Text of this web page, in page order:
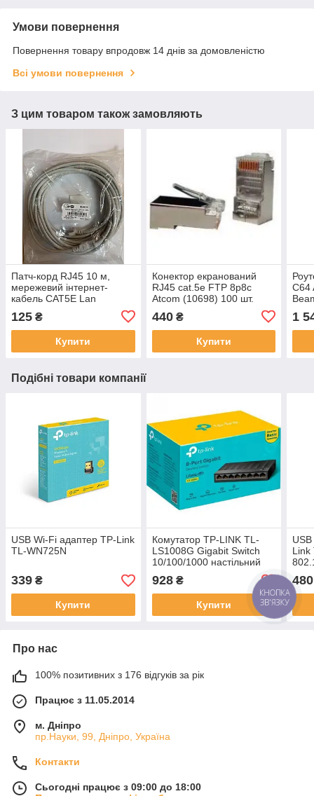
Умови повернення
Повернення товару впродовж 14 днів за домовленістю
Всі умови повернення
З цим товаром також замовляють
Патч-корд RJ45 10 м,
мережевий інтернет-
кабель CAT5E Lan
125 ₴
Купити
Конектор екранований
RJ45 cat.5e FTP 8p8c
Atcom (10698) 100 шт.
440₴
Купити
C64
1
Подібні товари компанії
USB Wi-Fi адаптер TP-Link
TL-WN725N
339 ₴
Купити
Комутатор TP-LINK TL-
LS1008G Gigabit Switch
10/100/1000 настільний
928₴
Купити
Link
480
Про нас
100% позитивних з 176 відгуків за рік
Працює з 11.05.2014
м. Дніпро
пр.Науки, 99, Дніпро, Україна
Контакти
Сьогодні працює з 09:00 до 18:00
КНОПКА
ЗВ'ЯЗКУ